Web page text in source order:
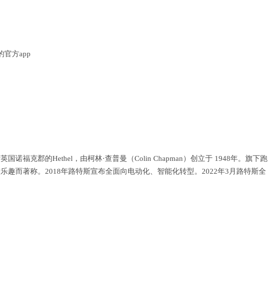
官方app
国诺福克郡的Hethel，由柯林·查普曼（Colin Chapman）创立于 1948年。旗下跑
趣而著称。2018年路特斯宣布全面向电动化、智能化转型。2022年3月路特斯全